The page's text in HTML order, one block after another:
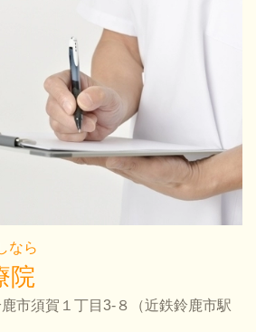
なら
院
市須賀１丁目3-８（近鉄鈴鹿市駅